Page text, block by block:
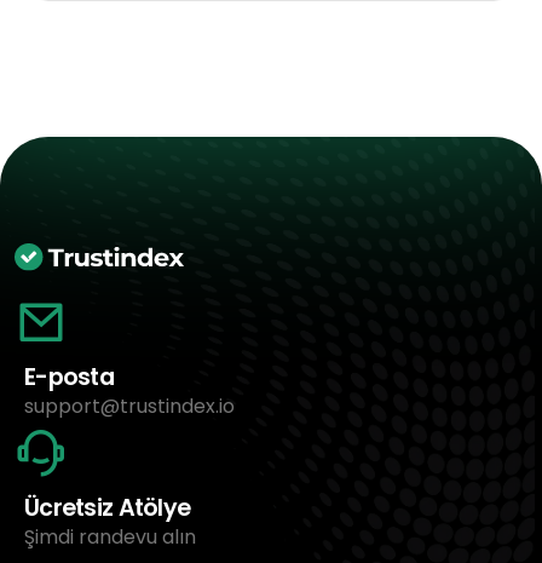
E-posta
support@trustindex.io
Ücretsiz Atölye
Şimdi randevu alın